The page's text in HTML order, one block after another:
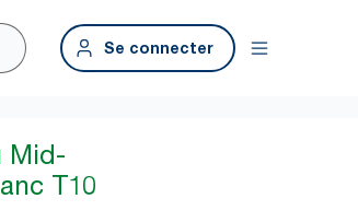
Se connecter
Mid-
T10